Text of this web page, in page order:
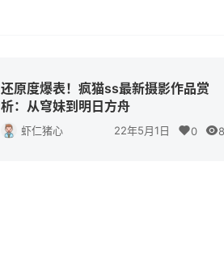
还原度爆表！疯猫ss最新摄影作品赏
析：从穹妹到明日方舟
虾仁猪心 22年5月1日 0